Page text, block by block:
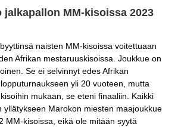
MM-kisoissa 2023
naisten MM-kisoissa voitettuaan
Afrikan mestaruuskisoissa. Joukkue on
Se ei selvinnyt edes Afrikan
yli 20 vuoteen, mutta
mukaan, se eteni finaaliin. Kaikki
yllätykseen Marokon miesten maajoukkue
MM-kisoissa, eikä ole mitään syytä